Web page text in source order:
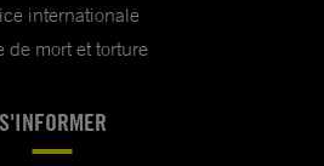
internationale
de mort et torture
S'INFORMER